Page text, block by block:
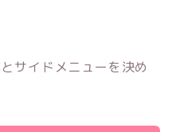
サイドメニューを決め